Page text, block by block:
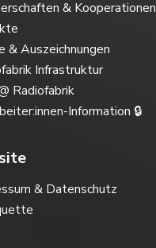
& Kooperationen
& Auszeichnungen
Infrastruktur
Radiofabrik
Information 🔒
& Datenschutz